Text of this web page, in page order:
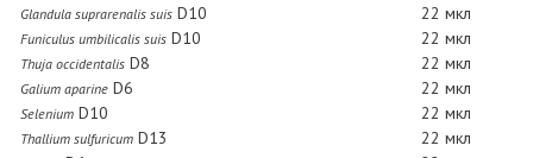
Glandula suprarenalis suis D10 22 мкл
Funiculus umbilicalis suis D10 22 мкл
Thuja occidentalis D8 22 мкл
Galium aparine D6 22 мкл
Selenium D10 22 мкл
Thallium sulfuricum D13 22 мкл